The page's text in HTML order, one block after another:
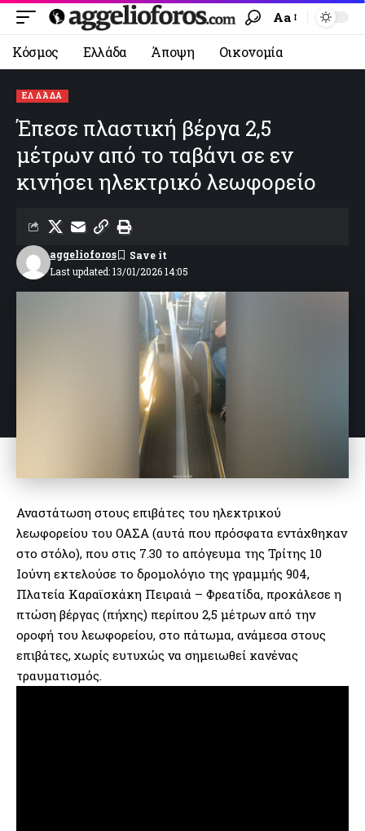
Aa
Κόσμος Ελλάδα Άποψη Οικονομία
ΕΛΛΆΔΑ
Έπεσε πλαστική βέργα 2,5
μέτρων από το ταβάνι σε εν
κινήσει ηλεκτρικό λεωφορείο
Last updated: 13/01/2026 14:05
aggelioforos
Αναστάτωση στους επιβάτες του ηλεκτρικού
λεωφορείου του ΟΑΣΑ (αυτά που πρόσφατα εντάχθηκαν
στο στόλο), που στις 7.30 το απόγευμα της Τρίτης 10
Ιούνη εκτελούσε το δρομολόγιο της γραμμής 904,
Πλατεία Καραϊσκάκη Πειραιά – Φρεατίδα, προκάλεσε η
πτώση βέργας (πήχης) περίπου 2,5 μέτρων από την
οροφή του λεωφορείου, στο πάτωμα, ανάμεσα στους
επιβάτες, χωρίς ευτυχώς να σημειωθεί κανένας
τραυματισμός.